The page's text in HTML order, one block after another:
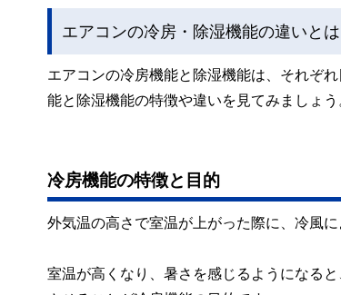
エアコンの冷房・除湿機能の違いとは
エアコンの冷房機能と除湿機能は、それぞ
能と除湿機能の特徴や違いを見てみましょう
冷房機能の特徴と目的
外気温の高さで室温が上がった際に、冷風
室温が高くなり、暑さを感じるようになる